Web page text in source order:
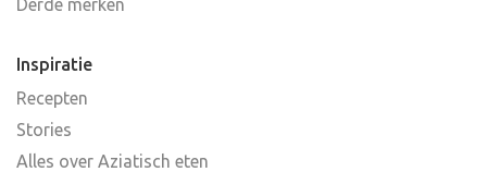
Derde merken
Inspiratie
Recepten
Stories
Alles over Aziatisch eten